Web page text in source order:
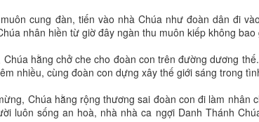
cung đàn, tiến vào nhà Chúa như đoàn dân đi
nhân hiền từ giờ đây ngàn thu muôn kiếp không bao
hằng chở che cho đoàn con trên đường dương
nhiều, cùng đoàn con dựng xây thế giới sáng trong
Chúa hằng rộng thương sai đoàn con đi làm nhân
luôn sống an hoà, nhà nhà ca ngợi Danh Thánh